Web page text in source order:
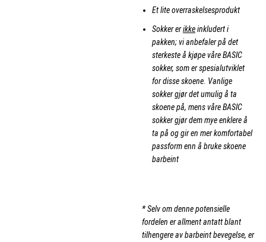
Et lite overraskelsesprodukt
Sokker erikkeinkludert i
pakken; vi anbefaler på det
sterkeste å kjøpe våre BASIC
sokker, som er spesialutviklet
for disse skoene. Vanlige
sokker gjør det umulig å ta
skoene på, mens våre BASIC
sokker gjør dem mye enklere å
ta på og gir en mer komfortabel
passform enn å bruke skoene
barbeint
* Selv om denne potensielle
fordelen er allment antatt blant
tilhengere av barbeint bevegelse, er